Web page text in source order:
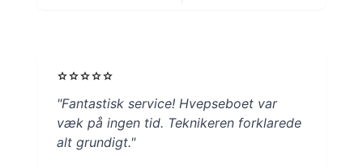
starstarstarstarstar
"Fantastisk service! Hvepseboet var
væk på ingen tid. Teknikeren forklarede
alt grundigt."